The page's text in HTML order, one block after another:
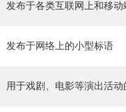
发布于各类互联网上和移动
发布于网络上的小型标语
用于戏剧、电影等演出活动